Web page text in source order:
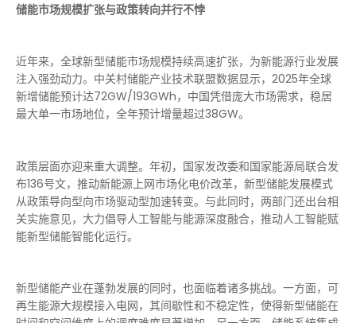
储能市场规模扩张与政策转向并行不悖
近年来，全球新型储能市场规模持续高速扩张，为新能源行业发展
注入强劲动力。中关村储能产业技术联盟数据显示，2025年全球
新增储能预计达72GW/193GWh，中国凭借庞大市场需求，稳居
最大单一市场地位，全年预计增量超过38GW。
政策层面亦迎来重大调整。年初，国家发改委和国家能源局联合发
布136号文，推动新能源上网市场化电价改革，新型储能发展模式
从政策导向型向市场驱动型加速转变。与此同时，两部门还出台相
关实施意见，大力倡导人工智能与能源深度融合，推动人工智能赋
能新型储能智能化运行。
新型储能产业在蓬勃发展的同时，也面临着诸多挑战。一方面，可
再生能源大规模接入电网，其间歇性和不稳定性，使得新型储能在